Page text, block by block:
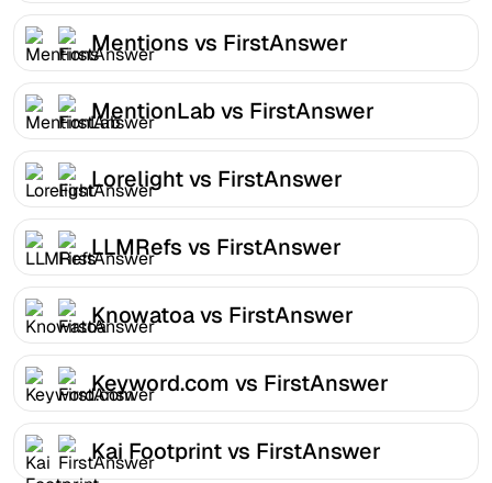
Mentions vs FirstAnswer
MentionLab vs FirstAnswer
Lorelight vs FirstAnswer
LLMRefs vs FirstAnswer
Knowatoa vs FirstAnswer
Keyword.com vs FirstAnswer
Kai Footprint vs FirstAnswer